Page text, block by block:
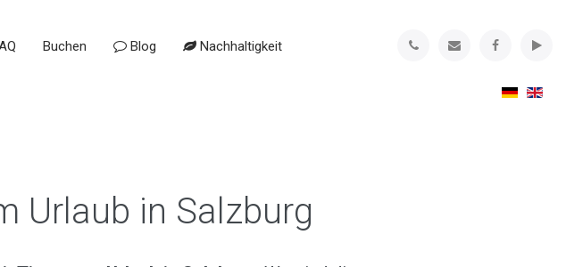
Buchen Blog Nachhaltigkeit
Urlaub in Salzburg